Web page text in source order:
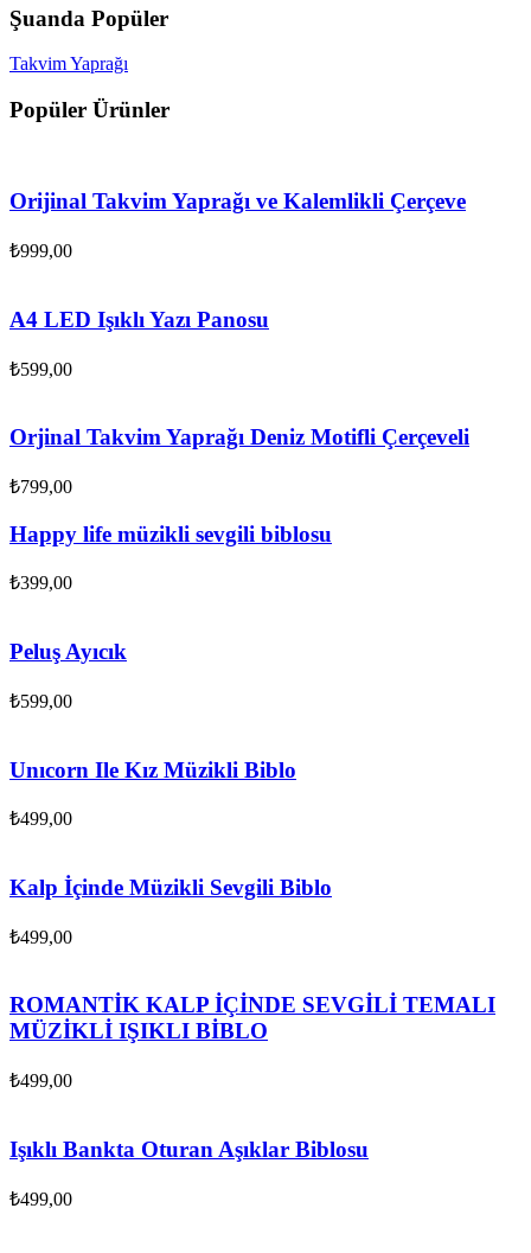
Şuanda Popüler
Takvim Yaprağı
Popüler Ürünler
Orijinal Takvim Yaprağı ve Kalemlikli Çerçeve
₺999,00
A4 LED Işıklı Yazı Panosu
₺599,00
Orjinal Takvim Yaprağı Deniz Motifli Çerçeveli
₺799,00
Happy life müzikli sevgili biblosu
₺399,00
Peluş Ayıcık
₺599,00
Unıcorn Ile Kız Müzikli Biblo
₺499,00
Kalp İçinde Müzikli Sevgili Biblo
₺499,00
ROMANTİK KALP İÇİNDE SEVGİLİ TEMALI
MÜZİKLİ IŞIKLI BİBLO
₺499,00
Işıklı Bankta Oturan Aşıklar Biblosu
₺499,00